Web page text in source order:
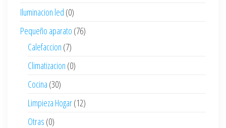
Iluminacion led (0)
Pequeño aparato (76)
Calefaccion (7)
Climatizacion (0)
Cocina (30)
Limpieza Hogar(12)
Otras (0)